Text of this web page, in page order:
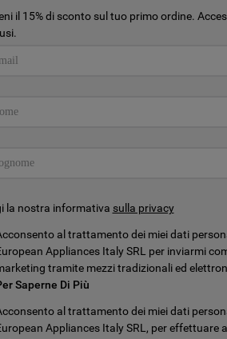
Però,
il 15% di sconto sul tuo primo ordine.
la nostra informativa sulla privacy
al trattamento dei miei dati
Appliances Italy SRL per inviarmi
tramite mezzi tradizionali ed
Saperne Di Più
al trattamento dei miei dati
Appliances Italy SRL, per effettuare